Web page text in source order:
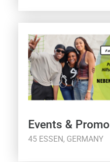
Events & Promo
45 ESSEN, GERMANY